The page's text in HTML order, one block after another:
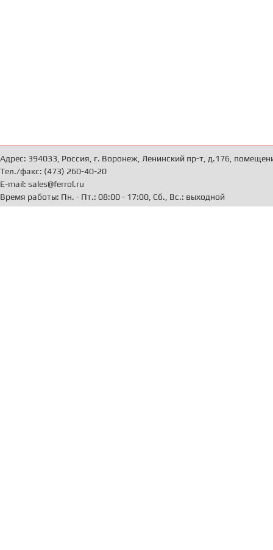
Адрес: 394033, Россия, г. Воронеж, Ленинский пр-т, д.176,
Тел./факс: (473) 260-40-20
E-mail: sales@ferrol.ru
Время работы: Пн. - Пт.: 08:00 - 17:00, Сб., Вс.: выходной